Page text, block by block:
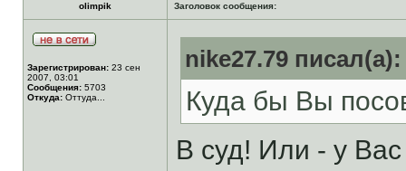
olimpik Заголовок сообщения:
Зарегистрирован: 23 сен
2007, 03:01
Сообщения: 5703
Откуда: Оттуда...
nike27.79 писал(а):
Куда бы Вы
В суд! Или - у